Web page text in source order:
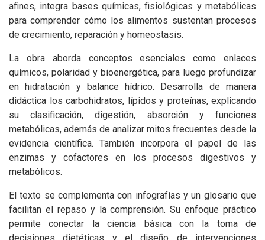
afines, integra bases químicas, fisiológicas y metabólicas
para comprender cómo los alimentos sustentan procesos
de crecimiento, reparación y homeostasis.
La obra aborda conceptos esenciales como enlaces
químicos, polaridad y bioenergética, para luego profundizar
en hidratación y balance hídrico. Desarrolla de manera
didáctica los carbohidratos, lípidos y proteínas, explicando
su clasificación, digestión, absorción y funciones
metabólicas, además de analizar mitos frecuentes desde la
evidencia científica. También incorpora el papel de las
enzimas y cofactores en los procesos digestivos y
metabólicos.
El texto se complementa con infografías y un glosario que
facilitan el repaso y la comprensión. Su enfoque práctico
permite conectar la ciencia básica con la toma de